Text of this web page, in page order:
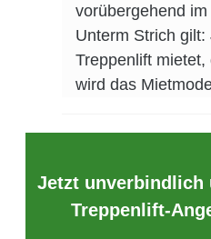
vorübergehend
Unterm Strich
Treppenlift
wird das
Jetzt unverbindlich
Treppenlift-